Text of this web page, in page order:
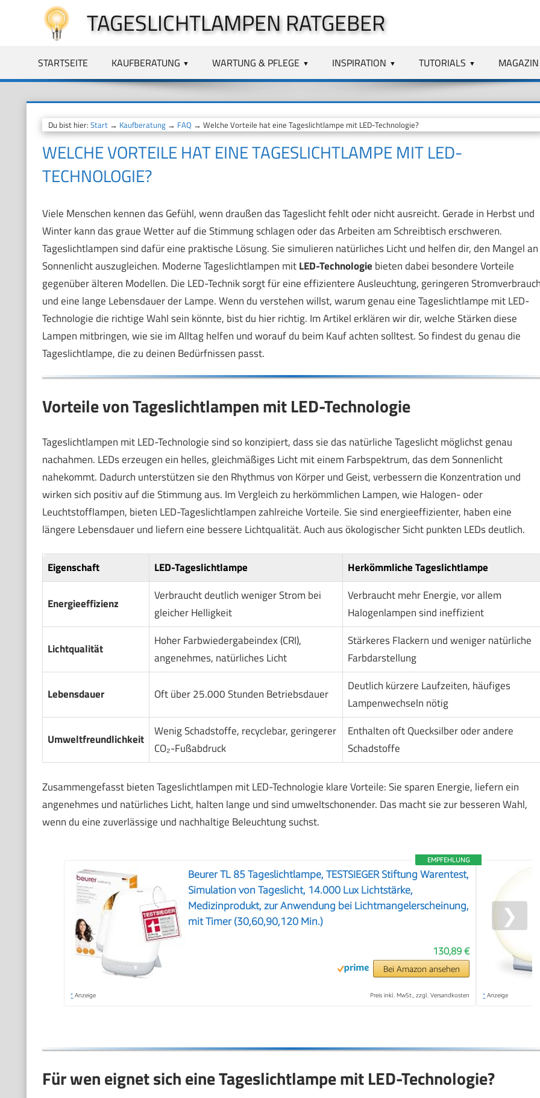
springen
TAGESLICHTLAMPEN RATGEBER
STARTSEITE KAUFBERATUNG WARTUNG & PFLEGE INSPIRATION TUTORIALS MAGAZIN
Du bist hier: Start→ Kaufberatung→ FAQ → Welche Vorteile hat eine Tageslichtlampe mit LED-Technologie?
WELCHE VORTEILE HAT EINE TAGESLICHTLAMPE MIT LED-
TECHNOLOGIE?
Viele Menschen kennen das Gefühl, wenn draußen das Tageslicht fehlt oder nicht ausreicht. Gerade in Herbst und
Winter kann das graue Wetter auf die Stimmung schlagen oder das Arbeiten am Schreibtisch erschweren.
Tageslichtlampen sind dafür eine praktische Lösung. Sie simulieren natürliches Licht und helfen dir, den Mangel an
Sonnenlicht auszugleichen. Moderne Tageslichtlampen mitLED-Technologie bieten dabei besondere Vorteile
gegenüber älteren Modellen. Die LED-Technik sorgt für eine effizientere Ausleuchtung, geringeren
und eine lange Lebensdauer der Lampe. Wenn du verstehen willst, warum genau eine Tageslichtlampe mit LED-
Technologie die richtige Wahl sein könnte, bist du hier richtig. Im Artikel erklären wir dir, welche Stärken diese
Lampen mitbringen, wie sie im Alltag helfen und worauf du beim Kauf achten solltest. So findest du genau die
Tageslichtlampe, die zu deinen Bedürfnissen passt.
Vorteile von Tageslichtlampen mit LED-Technologie
Tageslichtlampen mit LED-Technologie sind so konzipiert, dass sie das natürliche Tageslicht möglichst genau
nachahmen. LEDs erzeugen ein helles, gleichmäßiges Licht mit einem Farbspektrum, das dem Sonnenlicht
nahekommt. Dadurch unterstützen sie den Rhythmus von Körper und Geist, verbessern die Konzentration und
wirken sich positiv auf die Stimmung aus. Im Vergleich zu herkömmlichen Lampen, wie Halogen- oder
Leuchtstofflampen, bieten LED-Tageslichtlampen zahlreiche Vorteile. Sie sind energieeffizienter, haben eine
längere Lebensdauer und liefern eine bessere Lichtqualität. Auch aus ökologischer Sicht punkten LEDs deutlich.
Eigenschaft LED-Tageslichtlampe Herkömmliche Tageslichtlampe
Energieeffizienz
Verbraucht deutlich weniger Strom bei
gleicher Helligkeit
Verbraucht mehr Energie, vor allem
Halogenlampen sind ineffizient
Lichtqualität
Hoher Farbwiedergabeindex (CRI),
angenehmes, natürliches Licht
Stärkeres Flackern und weniger natürliche
Farbdarstellung
Lebensdauer Oft über 25.000 Stunden Betriebsdauer
Deutlich kürzere Laufzeiten, häufiges
Lampenwechseln nötig
Umweltfreundlichkeit
Wenig Schadstoffe, recyclebar, geringerer
CO₂-Fußabdruck
Enthalten oft Quecksilber oder andere
Schadstoffe
Zusammengefasst bieten Tageslichtlampen mit LED-Technologie klare Vorteile: Sie sparen Energie, liefern ein
angenehmes und natürliches Licht, halten lange und sind umweltschonender. Das macht sie zur besseren Wahl,
wenn du eine zuverlässige und nachhaltige Beleuchtung suchst.
EMPFEHLUNG
Beurer TL 85 Tageslichtlampe, TESTSIEGER Stiftung Warentest,
Simulation von Tageslicht, 14.000 Lux Lichtstärke,
Medizinprodukt, zur Anwendung bei Lichtmangelerscheinung,
mit Timer (30,60,90,120 Min.)
130,89 €
Bei Amazon ansehen
* Anzeige Preis inkl. MwSt., zzgl. Versandkosten * Anzeige
❯
Für wen eignet sich eine Tageslichtlampe mit LED-Technologie?